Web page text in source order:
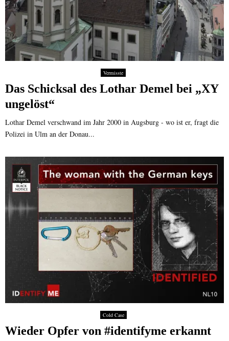
Vermisste
Das Schicksal des Lothar Demel bei „XY
ungelöst“
Lothar Demel verschwand im Jahr 2000 in Augsburg - wo ist er, fragt die
Polizei in Ulm an der Donau...
Cold Case
Wieder Opfer von #identifyme erkannt